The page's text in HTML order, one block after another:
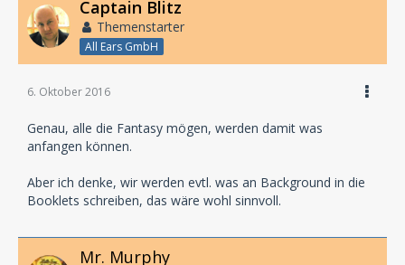
Captain Blitz
Themenstarter
All Ears GmbH
6. Oktober 2016
Genau, alle die Fantasy mögen, werden damit was
anfangen können.
Aber ich denke, wir werden evtl. was an Background in die
Booklets schreiben, das wäre wohl sinnvoll.
Mr. Murphy